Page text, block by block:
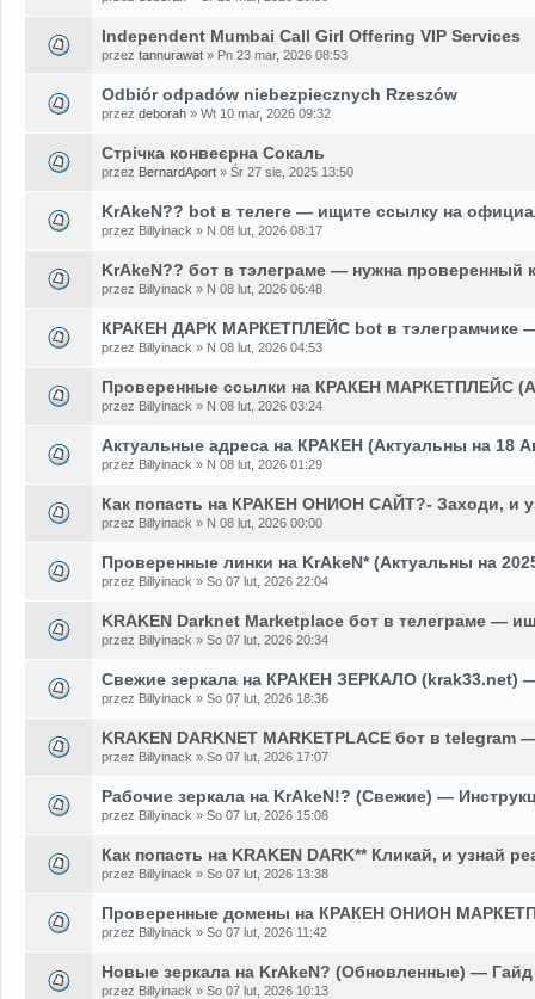
Independent Mumbai Call Girl Offering VIP Services
przez tannurawat » Pn 23 mar, 2026 08:53
Odbiór odpadów niebezpiecznych Rzeszów
przez deborah » Wt 10 mar, 2026 09:32
Стрічка конвеєрна Сокаль
przez BernardAport » Śr 27 sie, 2025 13:50
KrAkeN?? bot в телеге — ищите ссылку на
przez Billyinack » N 08 lut, 2026 08:17
KrAkeN?? бот в тэлеграме — нужна проверенный
przez Billyinack » N 08 lut, 2026 06:48
КРАКЕН ДАРК МАРКЕТПЛЕЙС bot в тэлеграмчике
przez Billyinack » N 08 lut, 2026 04:53
Проверенные ссылки на КРАКЕН МАРКЕТПЛЕЙС
przez Billyinack » N 08 lut, 2026 03:24
Актуальные адреса на КРАКЕН (Актуальны на 18
przez Billyinack » N 08 lut, 2026 01:29
Как попасть на КРАКЕН ОНИОН САЙТ?- Заходи, и
przez Billyinack » N 08 lut, 2026 00:00
Проверенные линки на KrAkeN* (Актуальны на
przez Billyinack » So 07 lut, 2026 22:04
KRAKEN Darknet Marketplace бот в телеграме —
przez Billyinack » So 07 lut, 2026 20:34
Свежие зеркала на КРАКЕН ЗЕРКАЛО (krak33.net)
przez Billyinack » So 07 lut, 2026 18:36
KRAKEN DARKNET MARKETPLACE бот в telegram
przez Billyinack » So 07 lut, 2026 17:07
Рабочие зеркала на KrAkeN!? (Свежие) —
przez Billyinack » So 07 lut, 2026 15:08
Как попасть на KRAKEN DARK** Кликай, и узнай
przez Billyinack » So 07 lut, 2026 13:38
Проверенные домены на КРАКЕН ОНИОН
przez Billyinack » So 07 lut, 2026 11:42
Новые зеркала на KrAkeN? (Обновленные) — Гайд
przez Billyinack » So 07 lut, 2026 10:13